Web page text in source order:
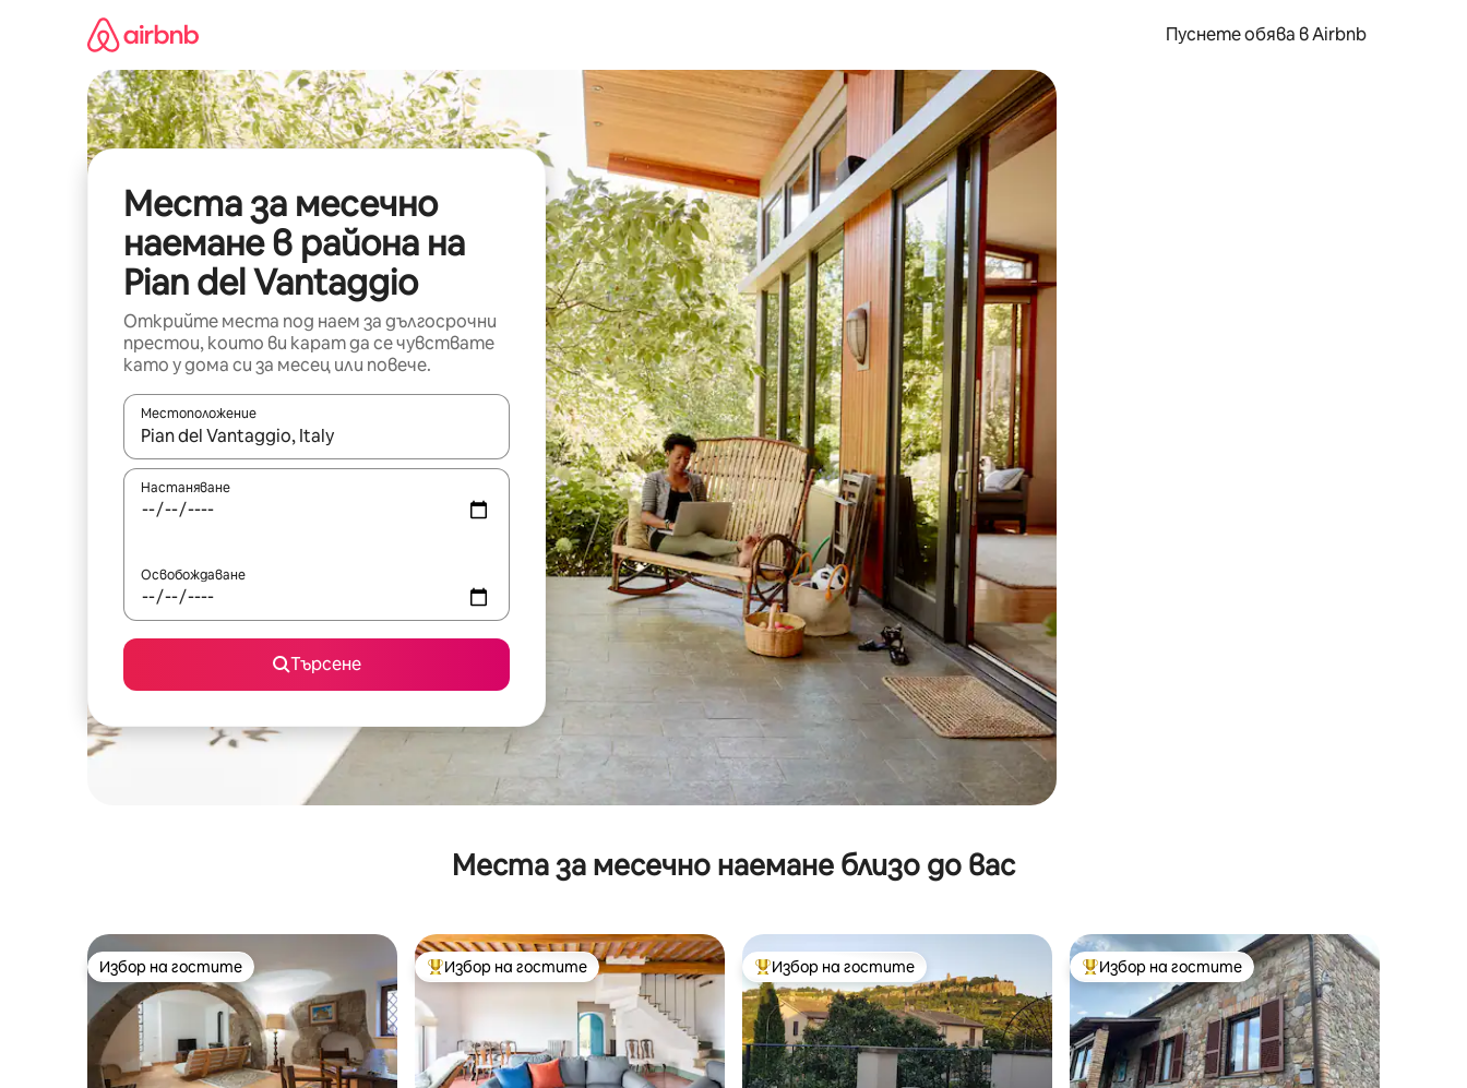
съдържанието
Пуснете обява в Airbnb
Места за месечно
наемане в района на
Pian del Vantaggio
Открийте места под наем за дългосрочни
престои, които ви карат да се чувствате
като у дома си за месец или повече.
Местоположение
Когато резултатите се покажат, използвайте клавишите със стрелки нагоре и надолу или навигирайте с докосване или плъзгане.
Настаняване
Освобождаване
Търсене
Места за месечно наемане близо до вас
Избор на гостите
Избор на гостите Най-популярен избор на гостите
Избор на гостите Най-популярен избор на гостите
Избор на гостите Най-популярен избор на гостите
Избор на гостите